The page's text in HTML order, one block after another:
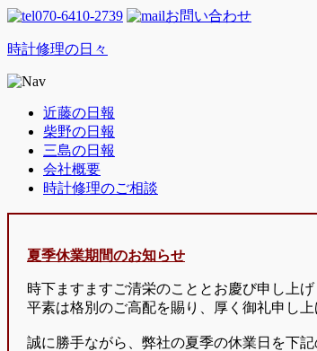
070-6410-2739 お問い合わせ
時計修理の日々
近藤の日報
柴野の日報
三島の日報
会社概要
時計修理のご相談
夏季休業期間のお知らせ
時下ますますご清栄のこととお慶び申し上げ
平素は格別のご高配を賜り、厚く御礼申し上
誠に勝手ながら、弊社の夏季の休業日を下記